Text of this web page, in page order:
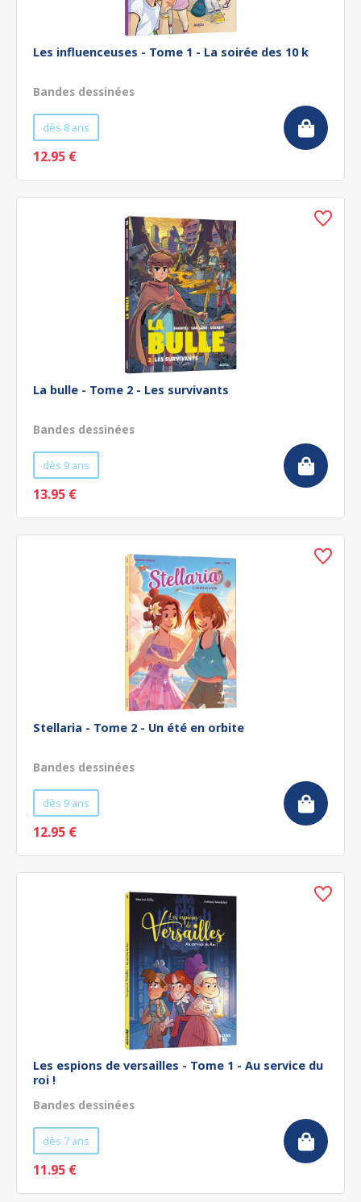
Les influenceuses - Tome 1 - La soirée des 10 k
Bandes dessinées
dès 8 ans
12.95 €
La bulle - Tome 2 - Les survivants
Bandes dessinées
dès 9 ans
13.95 €
Stellaria - Tome 2 - Un été en orbite
Bandes dessinées
dès 9 ans
12.95 €
Les espions de versailles - Tome 1 - Au service du
roi !
Bandes dessinées
dès 7 ans
11.95 €